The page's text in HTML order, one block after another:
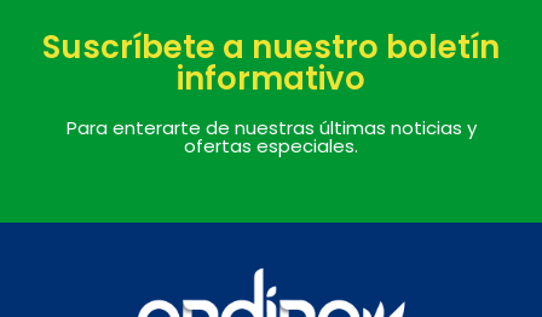
Suscríbete a nuestro boletín
informativo
Para enterarte de nuestras últimas noticias y
ofertas especiales.